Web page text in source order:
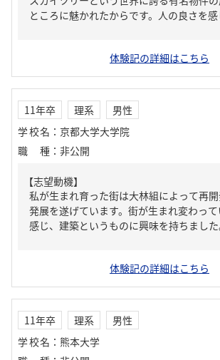
ところに魅かれたからです。人の良さを感
体験記の詳細はこちら
11年卒 理系
男性
学校名 ： 京都大学大学院
職種 ： 非公開
【志望動機】
私が生まれ育った街は大林組によって再
発展を遂げています。街が生まれ変わっ
感じ、建築というものに興味を持ちまし
体験記の詳細はこちら
11年卒 理系
男性
学校名 ： 熊本大学